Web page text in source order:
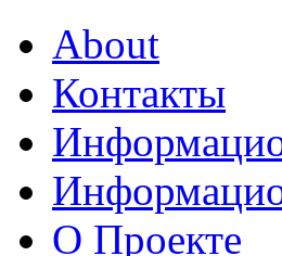
About
Контакты
О Проекте